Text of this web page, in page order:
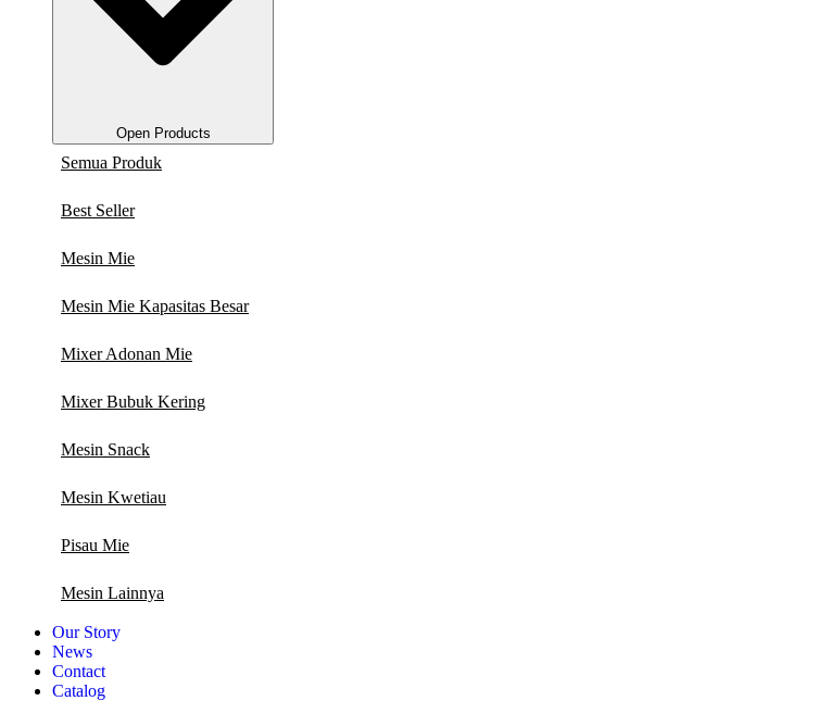
Open Products
Semua Produk
Best Seller
Mesin Mie
Mesin Mie Kapasitas Besar
Mixer Adonan Mie
Mixer Bubuk Kering
Mesin Snack
Mesin Kwetiau
Pisau Mie
Mesin Lainnya
Our Story
News
Contact
Catalog